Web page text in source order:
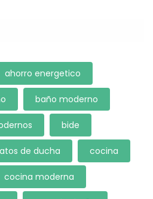
ahorro energetico
baño moderno
bide
de ducha cocina
cocina moderna